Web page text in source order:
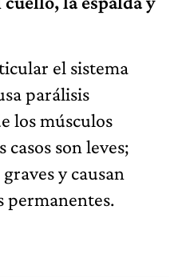
el sistema
parálisis
los músculos
son leves;
y causan
permanentes.